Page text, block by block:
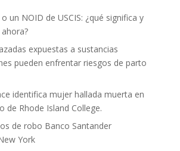
un NOID de USCIS: ¿qué significa y
expuestas a sustancias
pueden enfrentar riesgos de parto
identifica mujer hallada muerta en
de Rhode Island College.
de robo Banco Santander
York